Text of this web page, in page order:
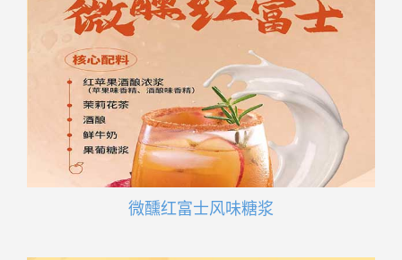
微醺红富士风味糖浆